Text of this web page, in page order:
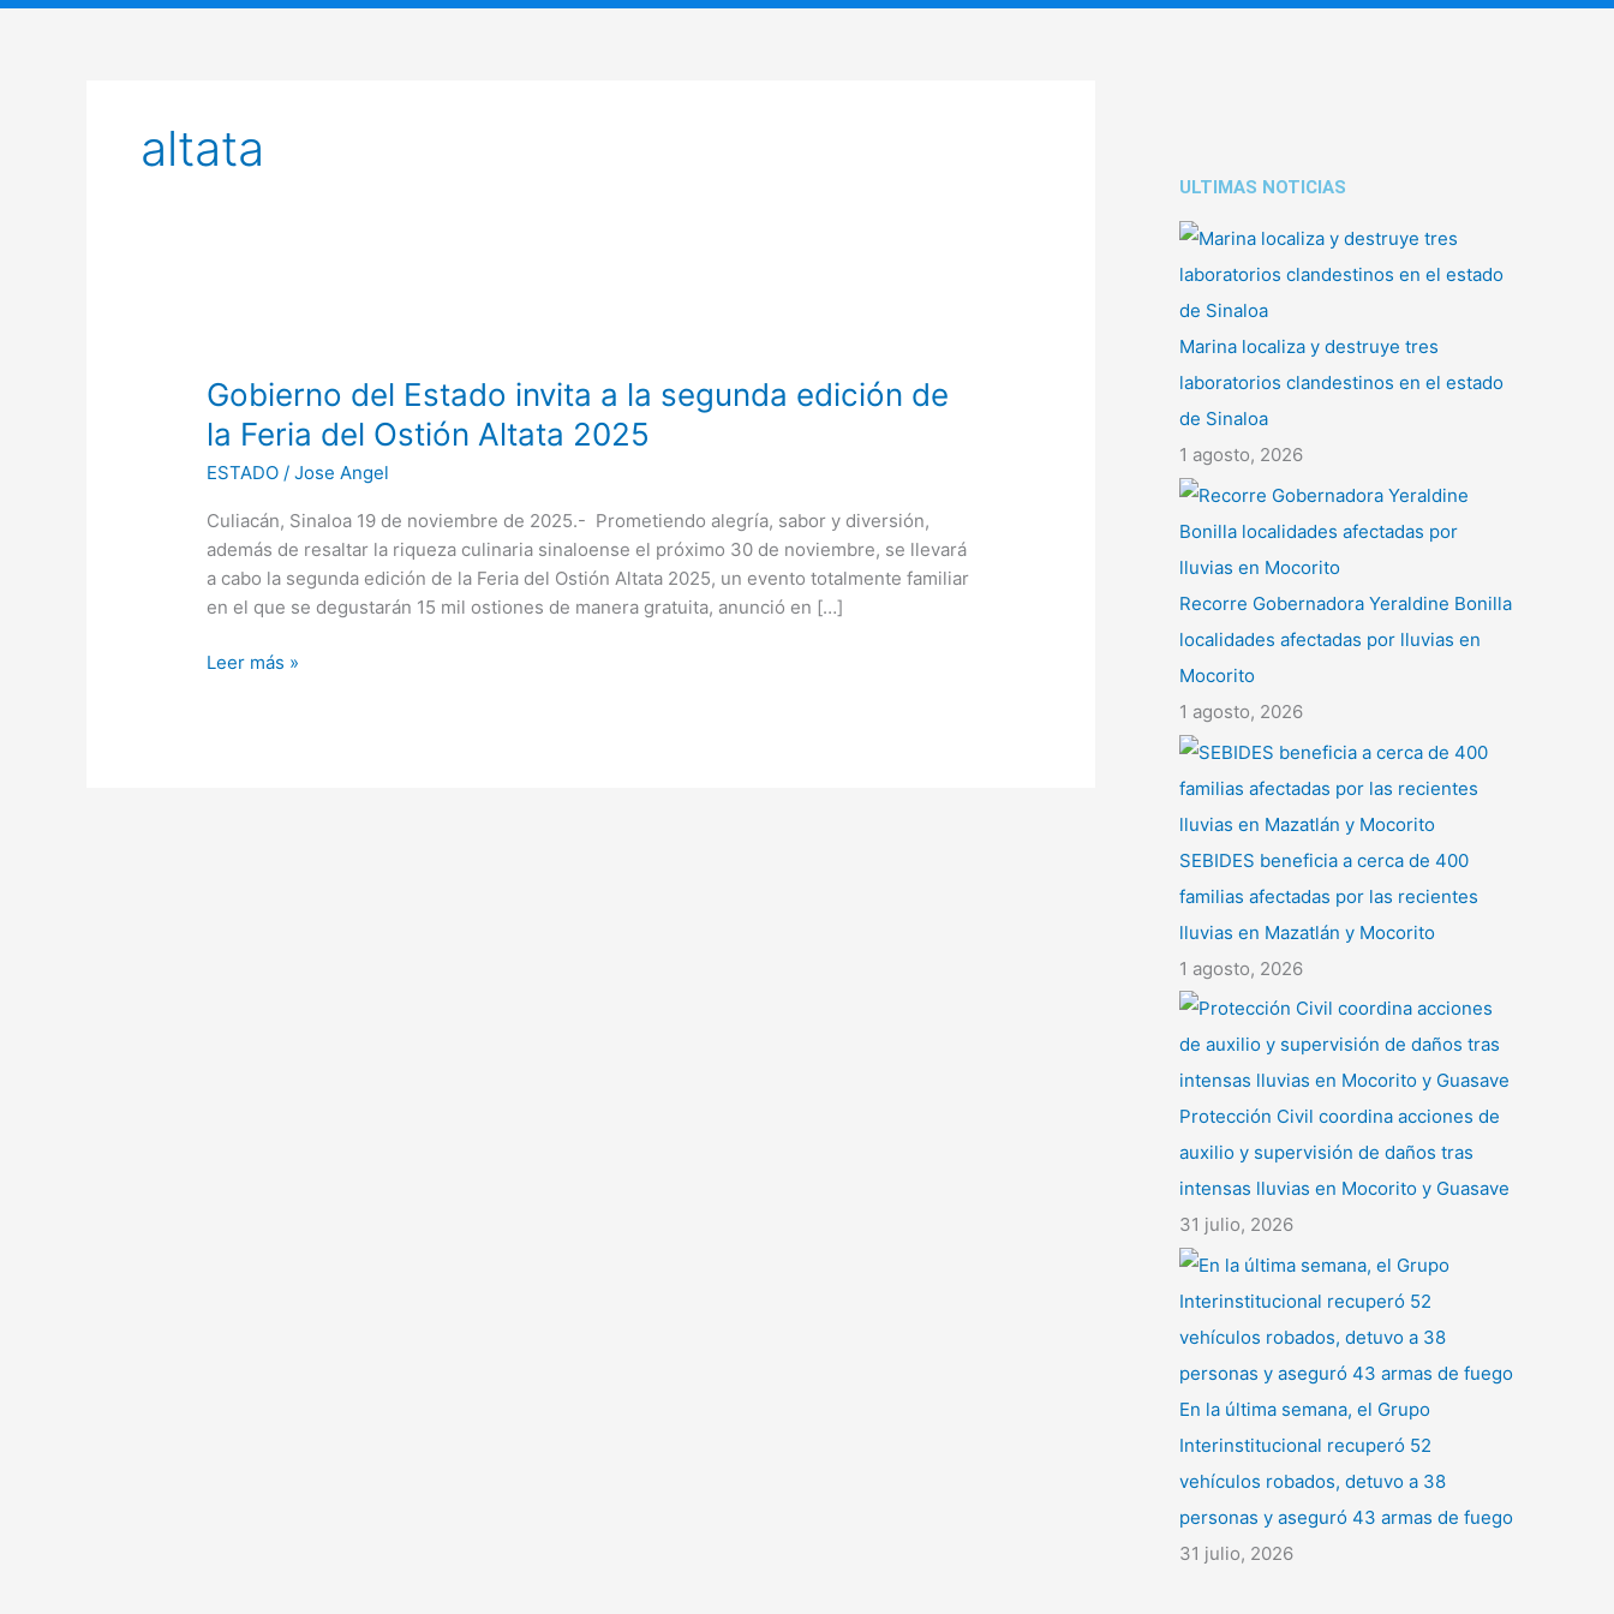
altata
Gobierno del Estado invita a la segunda edición de
la Feria del Ostión Altata 2025
ESTADO /Jose Angel
Culiacán, Sinaloa 19 de noviembre de 2025.- Prometiendo alegría, sabor y diversión,
además de resaltar la riqueza culinaria sinaloense el próximo 30 de noviembre, se llevará
a cabo la segunda edición de la Feria del Ostión Altata 2025, un evento totalmente familiar
en el que se degustarán 15 mil ostiones de manera gratuita, anunció en […]
Estado
invita
a
la
edición
de
la
Feria
Ostión
Leer más »
ULTIMAS NOTICIAS
Marina localiza y destruye tres
laboratorios clandestinos en el estado
de Sinaloa
1 agosto, 2026
Recorre Gobernadora Yeraldine Bonilla
localidades afectadas por lluvias en
Mocorito
1 agosto, 2026
SEBIDES beneficia a cerca de 400
familias afectadas por las recientes
lluvias en Mazatlán y Mocorito
1 agosto, 2026
Protección Civil coordina acciones de
auxilio y supervisión de daños tras
intensas lluvias en Mocorito y Guasave
31 julio, 2026
En la última semana, el Grupo
Interinstitucional recuperó 52
vehículos robados, detuvo a 38
personas y aseguró 43 armas de fuego
31 julio, 2026